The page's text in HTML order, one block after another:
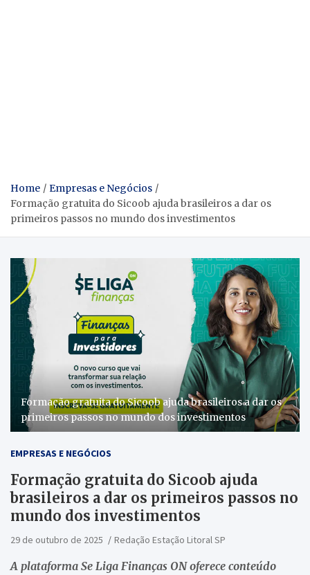
Home
Empresas e Negócios
Formação gratuita do Sicoob ajuda brasileiros a dar os
primeiros passos no mundo dos investimentos
Formação gratuita do Sicoob ajuda brasileiros a dar os
primeiros passos no mundo dos investimentos
EMPRESAS E NEGÓCIOS
Formação gratuita do Sicoob ajuda
brasileiros a dar os primeiros passos no
mundo dos investimentos
29 de outubro de 2025 Redação Estação Litoral SP
A plataforma Se Liga Finanças ON oferece conteúdo